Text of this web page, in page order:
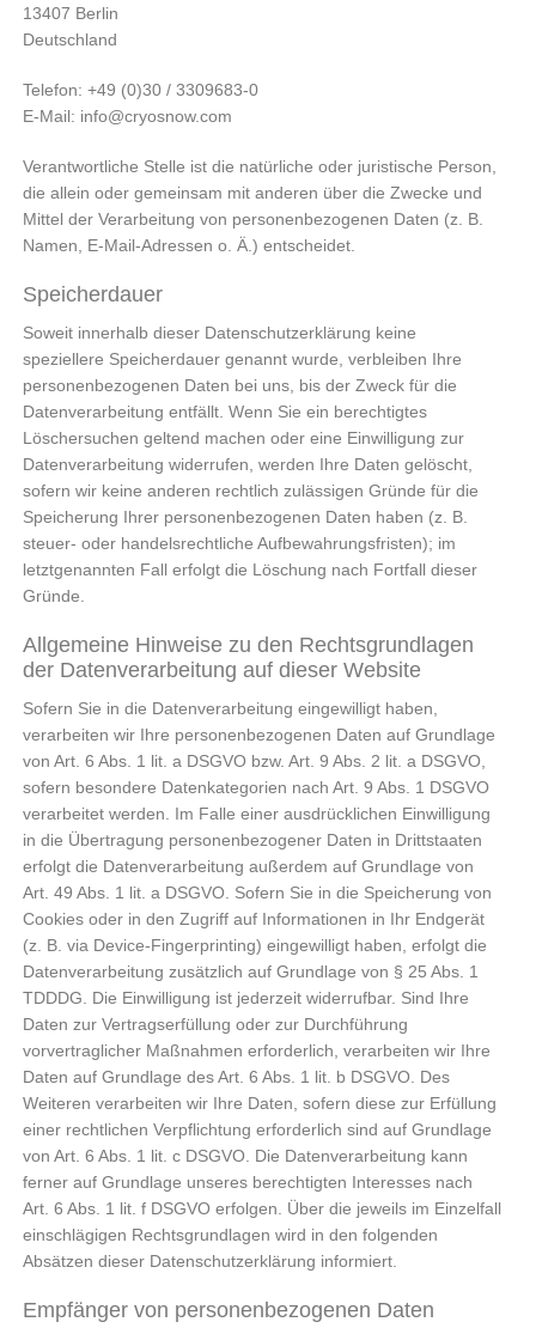
13407 Berlin
Deutschland
Telefon: +49 (0)30 / 3309683-0
E-Mail: info@cryosnow.com
Verantwortliche Stelle ist die natürliche oder juristische Person,
die allein oder gemeinsam mit anderen über die Zwecke und
Mittel der Verarbeitung von personenbezogenen Daten (z. B.
Namen, E-Mail-Adressen o. Ä.) entscheidet.
Speicherdauer
Soweit innerhalb dieser Datenschutzerklärung keine
speziellere Speicherdauer genannt wurde, verbleiben Ihre
personenbezogenen Daten bei uns, bis der Zweck für die
Datenverarbeitung entfällt. Wenn Sie ein berechtigtes
Löschersuchen geltend machen oder eine Einwilligung zur
Datenverarbeitung widerrufen, werden Ihre Daten gelöscht,
sofern wir keine anderen rechtlich zulässigen Gründe für die
Speicherung Ihrer personenbezogenen Daten haben (z. B.
steuer- oder handelsrechtliche Aufbewahrungsfristen); im
letztgenannten Fall erfolgt die Löschung nach Fortfall dieser
Gründe.
Allgemeine Hinweise zu den Rechtsgrundlagen
der Datenverarbeitung auf dieser Website
Sofern Sie in die Datenverarbeitung eingewilligt haben,
verarbeiten wir Ihre personenbezogenen Daten auf Grundlage
von Art. 6 Abs. 1 lit. a DSGVO bzw. Art. 9 Abs. 2 lit. a DSGVO,
sofern besondere Datenkategorien nach Art. 9 Abs. 1 DSGVO
verarbeitet werden. Im Falle einer ausdrücklichen Einwilligung
in die Übertragung personenbezogener Daten in Drittstaaten
erfolgt die Datenverarbeitung außerdem auf Grundlage von
Art. 49 Abs. 1 lit. a DSGVO. Sofern Sie in die Speicherung von
Cookies oder in den Zugriff auf Informationen in Ihr Endgerät
(z. B. via Device-Fingerprinting) eingewilligt haben, erfolgt die
Datenverarbeitung zusätzlich auf Grundlage von § 25 Abs. 1
TDDDG. Die Einwilligung ist jederzeit widerrufbar. Sind Ihre
Daten zur Vertragserfüllung oder zur Durchführung
vorvertraglicher Maßnahmen erforderlich, verarbeiten wir Ihre
Daten auf Grundlage des Art. 6 Abs. 1 lit. b DSGVO. Des
Weiteren verarbeiten wir Ihre Daten, sofern diese zur Erfüllung
einer rechtlichen Verpflichtung erforderlich sind auf Grundlage
von Art. 6 Abs. 1 lit. c DSGVO. Die Datenverarbeitung kann
ferner auf Grundlage unseres berechtigten Interesses nach
Art. 6 Abs. 1 lit. f DSGVO erfolgen. Über die jeweils im Einzelfall
einschlägigen Rechtsgrundlagen wird in den folgenden
Absätzen dieser Datenschutzerklärung informiert.
Empfänger von personenbezogenen Daten